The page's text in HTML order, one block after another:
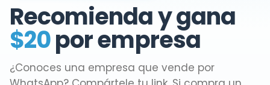
Recomienda y gana
$20por empresa
¿Conoces una empresa que vende por